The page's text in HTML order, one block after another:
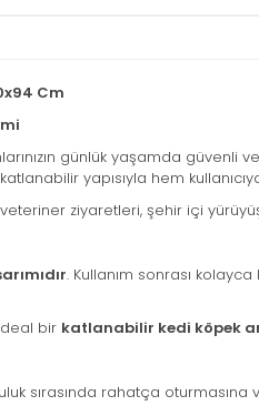
Cm
günlük yaşamda
yapısıyla hem
ziyaretleri, şehir içi
. Kullanım sonrası
bir katlanabilir kedi köpek
sırasında rahatça